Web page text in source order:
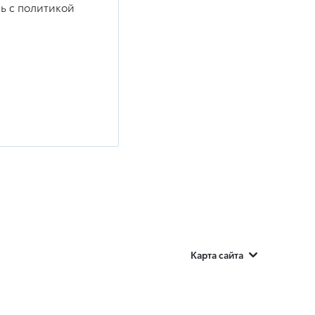
с политикой
Карта сайта